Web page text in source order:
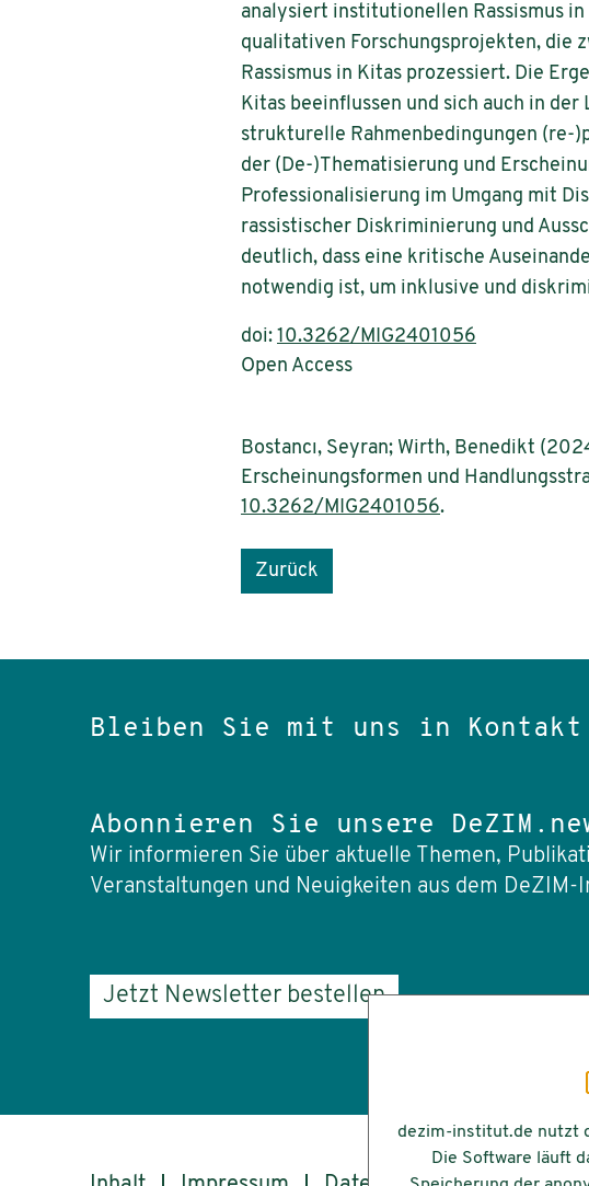
analysiert institutionellen Rassismus
qualitativen Forschungsprojekten, die
Rassismus in Kitas prozessiert. Die
Kitas beeinflussen und sich auch in
strukturelle Rahmenbedingungen (re-
der (De-)Thematisierung und
Professionalisierung im Umgang mit
rassistischer Diskriminierung und
deutlich, dass eine kritische
notwendig ist, um inklusive und
doi: 10.3262/MIG2401056
Open Access
Bostancı, Seyran; Wirth, Benedikt
Erscheinungsformen und
10.3262/MIG2401056.
Zurück
Bleiben Sie mit uns in Kontakt
Abonnieren Sie unsere
Wir informieren Sie über aktuelle Themen,
Veranstaltungen und Neuigkeiten aus dem DeZIM-
Jetzt Newsletter bestellen
dezim-institut.de nutzt
Die Software läuft